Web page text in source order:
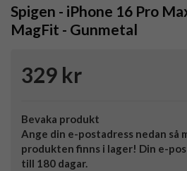
Spigen - iPhone 16 Pro
MagFit - Gunmetal
329 kr
Bevaka produkt
Ange din e-postadress nedan så
produkten finns i lager! Din e-
till 180 dagar.